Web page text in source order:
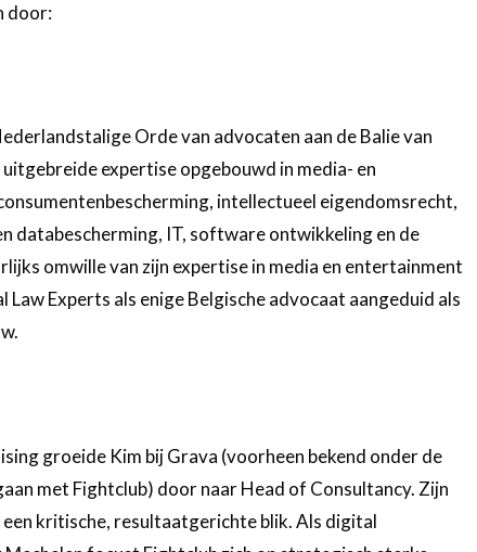
door:
Orde van advocaten aan de Balie van
expertise opgebouwd in media- en
intellectueel eigendomsrecht,
databescherming, IT, software ontwikkeling en de
omwille van zijn expertise in media en entertainment
Experts als enige Belgische advocaat aangeduid als
groeide Kim bij Grava (voorheen bekend onder de
met Fightclub) door naar Head of Consultancy. Zijn
kritische, resultaatgerichte blik. Als digital